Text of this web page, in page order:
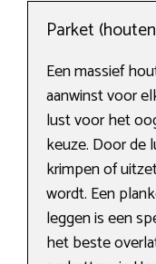
Parket
Een massief
aanwinst voor
lust voor het
keuze. Door de
krimpen of
wordt. Een
leggen is een
het beste